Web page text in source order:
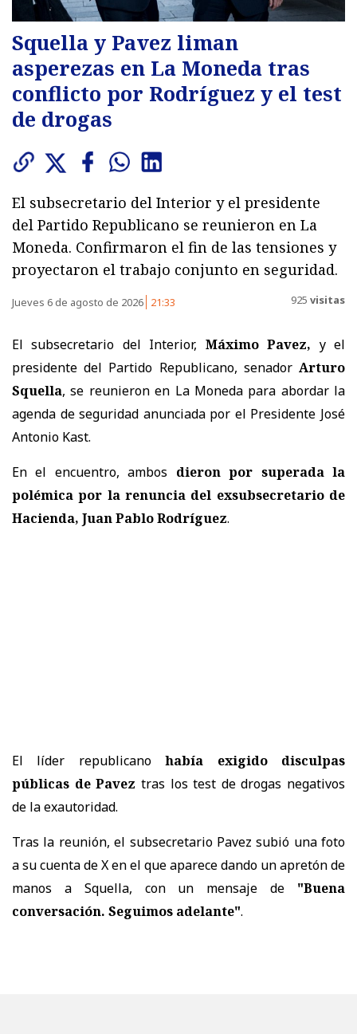
Squella y Pavez liman
asperezas en La Moneda tras
conflicto por Rodríguez y el test
de drogas
El subsecretario del Interior y el presidente
del Partido Republicano se reunieron en La
Moneda. Confirmaron el fin de las tensiones y
proyectaron el trabajo conjunto en seguridad.
Jueves 6 de agosto de 2026 21:33 925 visitas
El subsecretario del Interior, Máximo Pavez, y el
presidente del Partido Republicano, senador Arturo
Squella, se reunieron en La Moneda para abordar la
agenda de seguridad anunciada por el Presidente José
Antonio Kast.
En el encuentro, ambos dieron por superada la
polémica por la renuncia del exsubsecretario de
Hacienda, Juan Pablo Rodríguez.
El líder republicanohabía exigido disculpas
públicas de Pavez tras los test de drogas negativos
de la exautoridad.
Tras la reunión, el subsecretario Pavez subió una foto
a su cuenta de X en el que aparece dando un apretón de
manos a Squella, con un mensaje de "Buena
conversación. Seguimos adelante".